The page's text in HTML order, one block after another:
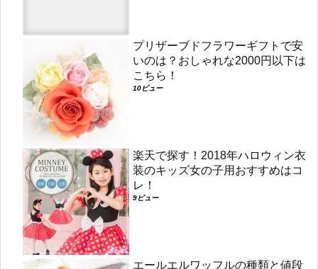
プリザーブドフラワーギフトで安
いのは？おしゃれな2000円以下は
こちら！
10ビュー
楽天で探す！2018年ハロウィン衣
装のキッズ女の子用おすすめはコ
レ！
9ビュー
エールエルワッフルの種類と値段